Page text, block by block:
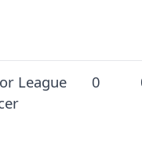
League
0